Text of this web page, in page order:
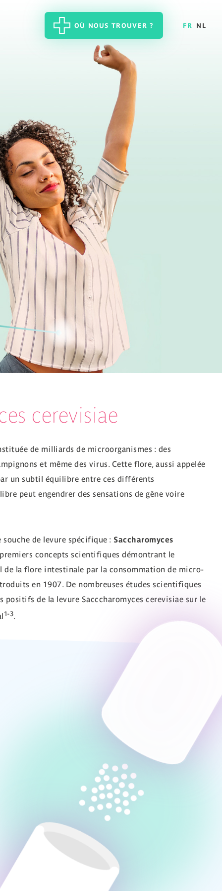
OÙ NOUS TROUVER ? FR NL
cerevisiae
de milliards de microorganismes : des
et même des virus. Cette flore, aussi appelée
un subtil équilibre entre ces différents
peut engendrer des sensations de gêne voire
de levure spécifique : Saccharomyces
premiers concepts scientifiques démontrant le
de la flore intestinale par la consommation de micro-
en 1907. De nombreuses études scientifiques
de la levure Sacccharomyces cerevisiae sur le
1-3.